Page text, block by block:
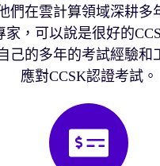
們在雲計算領域深耕多
家，可以說是很好的
己的多年的考試經驗和
應對CCSK認證考試。